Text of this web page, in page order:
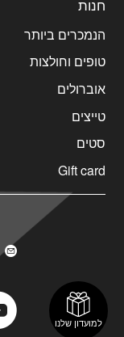
חנות
הנמכרים ביותר
טופים וחולצות
אוברולים
טייצים
סטים
Gift card
למועדון שלנו